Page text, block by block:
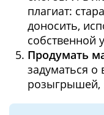
плагиат:
доносить,
собственной
Продумать
задуматься о
розыгрышей,